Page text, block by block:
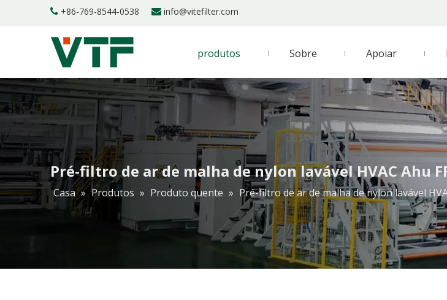
 +86-769-8544-0538  info@vitefilter.com
produtos Sobre Apoiar
Pré-filtro de ar de malha de nylon lavável HVAC Ahu
Casa » Produtos » Produto quente » Pré-filtro de ar de malha de nylon lavável